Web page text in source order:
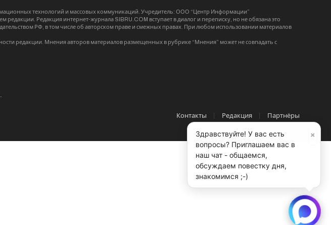
технологий и массовых коммуникаций. Учредитель: ООО “Центр Информации”
Редакция интернет-журнала SIBRU.COM вступает в диалог и переписку, но не обязана это
РФ, в том числе об авторском праве и смежных правах. При любом использовании материалов
редакции. Мнения авторов материалов размещенных в рубрике “Мнения” может не совпадать с
Контакты Редакция Партнёры
×
Здравствуйте! У вас есть
вопросы? Приглашаем вас в
наш чат - общаемся,
обсуждаем повестку дня,
знакомимся ;-)